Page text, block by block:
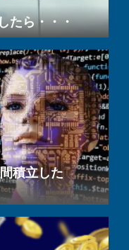
ら・・・
積立した